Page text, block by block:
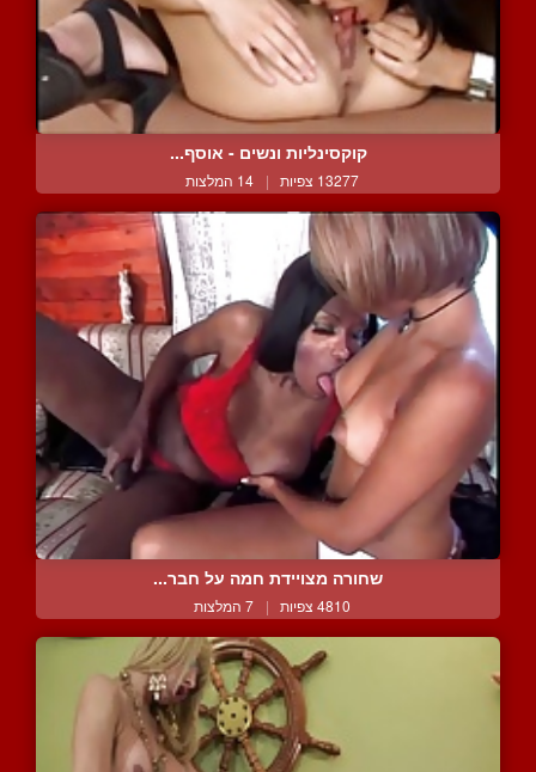
קוקסינליות ונשים - אוסף...
13277 צפיות | 14 המלצות
שחורה מצויידת חמה על חבר...
4810 צפיות | 7 המלצות